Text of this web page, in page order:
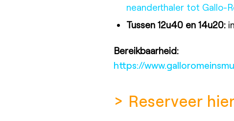
neanderthaler tot Gallo-
Tussen 12u40 en 14u20:
Bereikbaarheid:
https://
> Reserveer